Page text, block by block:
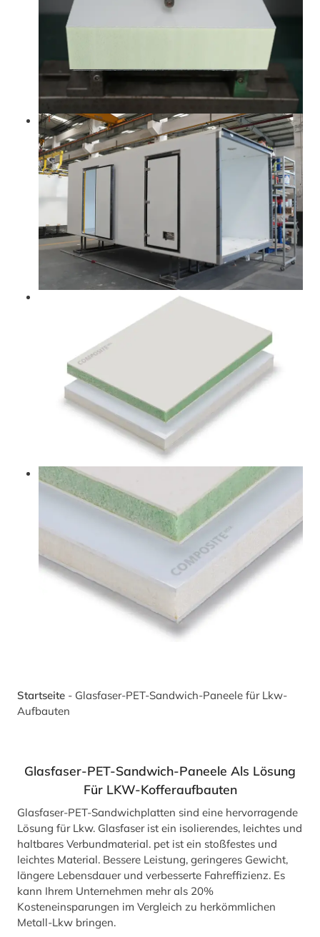
Startseite - Glasfaser-PET-Sandwich-Paneele für Lkw-
Aufbauten
Glasfaser-PET-Sandwich-Paneele Als Lösung
Für LKW-Kofferaufbauten
Glasfaser-PET-Sandwichplatten sind eine hervorragende
Lösung für Lkw. Glasfaser ist ein isolierendes, leichtes und
haltbares Verbundmaterial. pet ist ein stoßfestes und
leichtes Material. Bessere Leistung, geringeres Gewicht,
längere Lebensdauer und verbesserte Fahreffizienz. Es
kann Ihrem Unternehmen mehr als 20%
Kosteneinsparungen im Vergleich zu herkömmlichen
Metall-Lkw bringen.